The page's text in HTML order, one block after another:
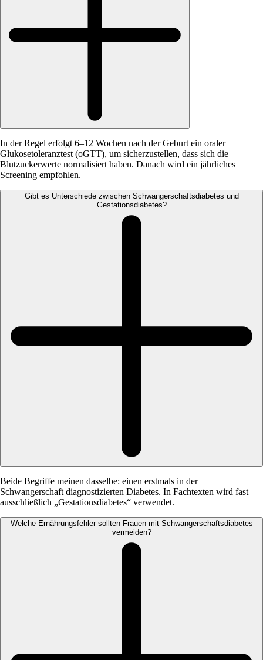
In der Regel erfolgt 6–12 Wochen nach der Geburt ein oraler
Glukosetoleranztest (oGTT), um sicherzustellen, dass sich die
Blutzuckerwerte normalisiert haben. Danach wird ein jährliches
Screening empfohlen.
Gibt es Unterschiede zwischen Schwangerschaftsdiabetes und
Gestationsdiabetes?
Beide Begriffe meinen dasselbe: einen erstmals in der
Schwangerschaft diagnostizierten Diabetes. In Fachtexten wird fast
ausschließlich „Gestationsdiabetes“ verwendet.
Welche Ernährungsfehler sollten Frauen mit Schwangerschaftsdiabetes
vermeiden?